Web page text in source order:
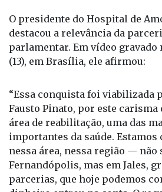
O presidente do Hospital de
destacou a relevância da
parlamentar. Em vídeo gravado
(13), em Brasília, ele afirmou:
“Essa conquista foi viabilizada
Fausto Pinato, por este carisma
área de reabilitação, uma das
importantes da saúde.
nessa área, nessa região — não
Fernandópolis, mas em Jales,
parcerias, que hoje podemos